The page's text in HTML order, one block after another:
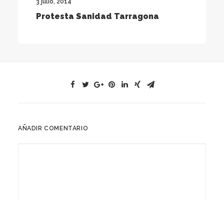
Protesta Sanidad Tarragona
AÑADIR COMENTARIO